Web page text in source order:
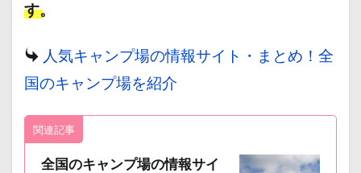
す。
人気キャンプ場の情報サイト・まとめ！全
国のキャンプ場を紹介
関連記事
全国のキャンプ場の情報サイ